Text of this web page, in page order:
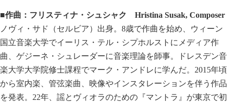
■作曲： フリスティナ・シュシャク Hristina Susak, Composer
ノヴィ・サド（セルビア）出身。8歳で作曲を始め、ウィーン
国立音楽大学でイーリス・テル・シプホルストにメディア作
曲、ゲジーネ・シュレーダーに音楽理論を師事。ドレスデン音
楽大学大学院修士課程でマーク・アンドレに学んだ。2015年頃
から室内楽、管弦楽曲、映像やインスタレーションを伴う作品
を発表。22年、謡とヴィオラのための『マントラ』が東京で初